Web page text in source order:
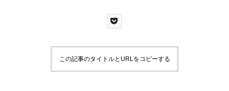
この記事のタイトルとURLをコピーする